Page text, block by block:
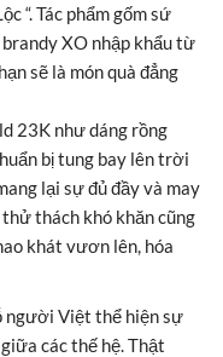
“. Tác phẩm gốm sứ
XO nhập khẩu từ
sẽ là món quà đẳng
23K như dáng rồng
bị tung bay lên trời
lại sự đủ đầy và may
thách khó khăn cũng
khát vươn lên, hóa
người Việt thể hiện sự
các thế hệ. Thật